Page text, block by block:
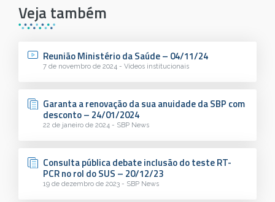
Veja também
Reunião Ministério da Saúde – 04/11/24
7 de novembro de 2024 - Vídeos institucionais
Garanta a renovação da sua anuidade da SBP com
desconto – 24/01/2024
22 de janeiro de 2024 - SBP News
Consulta pública debate inclusão do teste RT-
PCR no rol do SUS – 20/12/23
19 de dezembro de 2023 - SBP News